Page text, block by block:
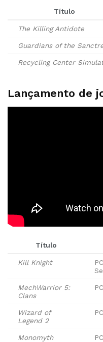
Título
The Killing Antidote
Guardians of the
Recycling Center
Lançamento de
Título
Kill Knight
MechWarrior 5:
Clans
Wizard of
Legend 2
PC
Monomyth PC